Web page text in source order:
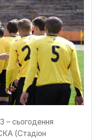
– сьогодення
(Стадіон